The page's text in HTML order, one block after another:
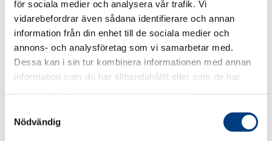
för sociala medier och analysera vår trafik. Vi
vidarebefordrar även sådana identifierare och annan
information från din enhet till de sociala medier och
annons- och analysföretag som vi samarbetar med.
Dessa kan i sin tur kombinera informationen med annan
information som du har tillhandahållit eller som de har
Nödvändig